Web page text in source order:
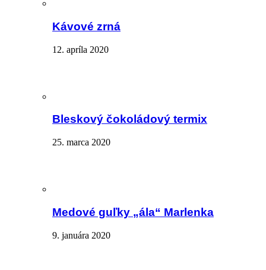
Kávové zrná
12. apríla 2020
Bleskový čokoládový termix
25. marca 2020
Medové guľky „ála“ Marlenka
9. januára 2020